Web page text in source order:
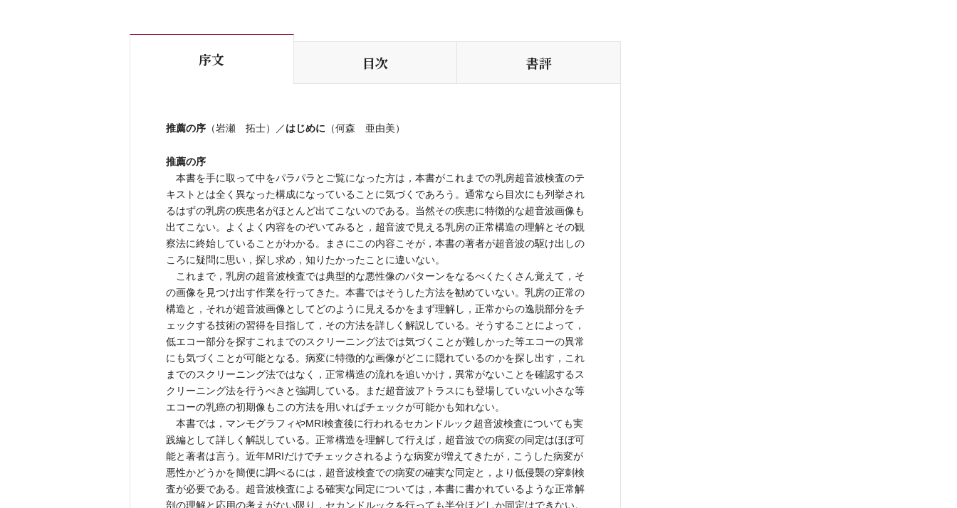
序文 目次 書評
推薦の序 （岩瀬 拓士）／はじめに （何森 亜由美）
推薦の序
本書を手に取って中をパラパラとご覧になった方は，本書がこれまでの乳房超音波検査のテ
キストとは全く異なった構成になっていることに気づくであろう。通常なら目次にも列挙され
るはずの乳房の疾患名がほとんど出てこないのである。当然その疾患に特徴的な超音波画像も
出てこない。よくよく内容をのぞいてみると，超音波で見える乳房の正常構造の理解とその観
察法に終始していることがわかる。まさにこの内容こそが，本書の著者が超音波の駆け出しの
ころに疑問に思い，探し求め，知りたかったことに違いない。
これまで，乳房の超音波検査では典型的な悪性像のパターンをなるべくたくさん覚えて，そ
の画像を見つけ出す作業を行ってきた。本書ではそうした方法を勧めていない。乳房の正常の
構造と，それが超音波画像としてどのように見えるかをまず理解し，正常からの逸脱部分をチ
ェックする技術の習得を目指して，その方法を詳しく解説している。そうすることによって，
低エコー部分を探すこれまでのスクリーニング法では気づくことが難しかった等エコーの異常
にも気づくことが可能となる。病変に特徴的な画像がどこに隠れているのかを探し出す，これ
までのスクリーニング法ではなく，正常構造の流れを追いかけ，異常がないことを確認するス
クリーニング法を行うべきと強調している。まだ超音波アトラスにも登場していない小さな等
エコーの乳癌の初期像もこの方法を用いればチェックが可能かも知れない。
本書では，マンモグラフィやMRI検査後に行われるセカンドルック超音波検査についても実
践編として詳しく解説している。正常構造を理解して行えば，超音波での病変の同定はほぼ可
能と著者は言う。近年MRIだけでチェックされるような病変が増えてきたが，こうした病変が
悪性かどうかを簡便に調べるには，超音波検査での病変の確実な同定と，より低侵襲の穿刺検
査が必要である。超音波検査による確実な同定については，本書に書かれているような正常解
剖の理解と応用の考えがない限り，セカンドルックを行っても半分ほどしか同定はできない。